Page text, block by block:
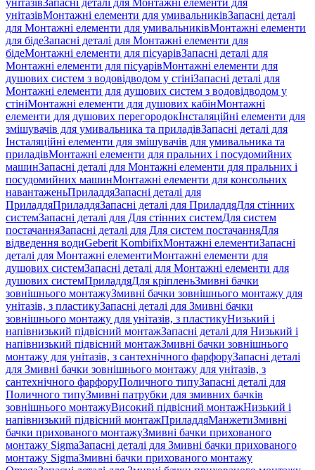
унітазівЗапасні деталі для Монтажні елементи для
унітазівМонтажні елементи для умивальниківЗапасні деталі
для Монтажні елементи для умивальниківМонтажні елементи
для бідеЗапасні деталі для Монтажні елементи для
бідеМонтажні елементи для пісуарівЗапасні деталі для
Монтажні елементи для пісуарівМонтажні елементи для
душових систем з водовідводом у стініЗапасні деталі для
Монтажні елементи для душових систем з водовідводом у
стініМонтажні елементи для душових кабінМонтажні
елементи для душових перегородокІнсталяційні елементи для
змішувачів для умивальника та приладівЗапасні деталі для
Інсталяційні елементи для змішувачів для умивальника та
приладівМонтажні елементи для пральних і посудомийних
машинЗапасні деталі для Монтажні елементи для пральних і
посудомийних машинМонтажні елементи для консольних
навантаженьПриладдяЗапасні деталі для
ПриладдяПриладдяЗапасні деталі для ПриладдяДля стінних
системЗапасні деталі для Для стінних системДля систем
постачанняЗапасні деталі для Для систем постачанняДля
відведення водиGeberit KombifixМонтажні елементиЗапасні
деталі для Монтажні елементиМонтажні елементи для
душових системЗапасні деталі для Монтажні елементи для
душових системПриладдяДля кріпленьЗмивні бачки
зовнішнього монтажуЗмивні бачки зовнішнього монтажу для
унітазів, з пластикуЗапасні деталі для Змивні бачки
зовнішнього монтажу для унітазів, з пластикуНизький і
напівнизький підвісний монтажЗапасні деталі для Низький і
напівнизький підвісний монтажЗмивні бачки зовнішнього
монтажу для унітазів, з сантехнічного фарфоруЗапасні деталі
для Змивні бачки зовнішнього монтажу для унітазів, з
сантехнічного фарфоруПоличного типуЗапасні деталі для
Поличного типуЗмивні патрубки для змивних бачків
зовнішнього монтажуВисокий підвісний монтажНизький і
напівнизький підвісний монтажПриладдяМанжетиЗмивні
бачки прихованого монтажуЗмивні бачки прихованого
монтажу SigmaЗапасні деталі для Змивні бачки прихованого
монтажу SigmaЗмивні бачки прихованого монтажу